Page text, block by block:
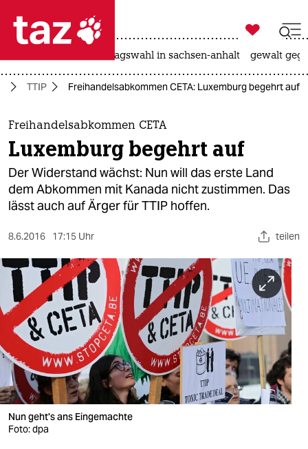
 taz zahl ich
taz zahl ich
themen
politik
öko
sport
berlin
nord
wahrheit
verlag
verlag

taz zahl ich
landtagswahl in sachsen-anhalt gewalt
TTIP Freihandelsabkommen CETA: Luxemburg begehrt auf
Freihandelsabkommen CETA
Luxemburg begehrt auf
Der Widerstand wächst: Nun will das erste Land
dem Abkommen mit Kanada nicht zustimmen. Das
lässt auch auf Ärger für TTIP hoffen.
8.6.2016 17:15 Uhr teilen
Nun geht's ans Eingemachte
Foto: dpa